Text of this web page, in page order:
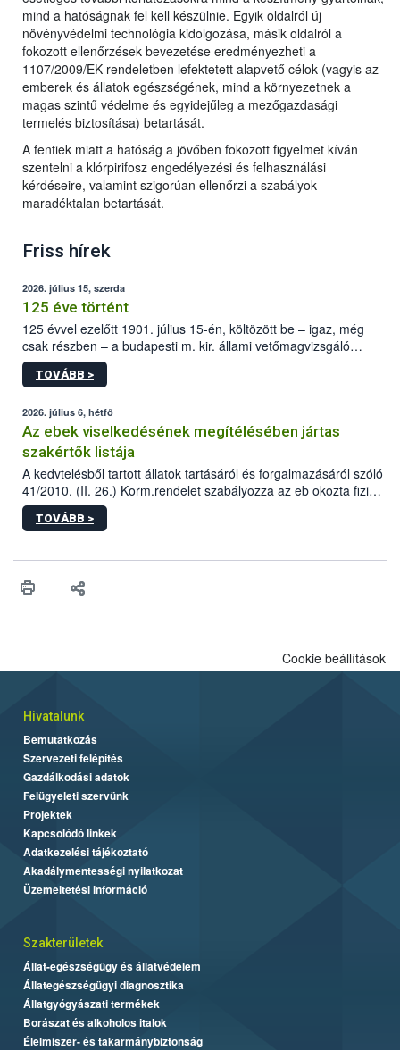
mind a hatóságnak fel kell készülnie. Egyik oldalról új
növényvédelmi technológia kidolgozása, másik oldalról a
fokozott ellenőrzések bevezetése eredményezheti a
1107/2009/EK rendeletben lefektetett alapvető célok (vagyis az
emberek és állatok egészségének, mind a környezetnek a
magas szintű védelme és egyidejűleg a mezőgazdasági
termelés biztosítása) betartását.
A fentiek miatt a hatóság a jövőben fokozott figyelmet kíván
szentelni a klórpirifosz engedélyezési és felhasználási
kérdéseire, valamint szigorúan ellenőrzi a szabályok
maradéktalan betartását.
Friss hírek
2026. július 15, szerda
125 éve történt
125 évvel ezelőtt 1901. július 15-én, költözött be – igaz, még
csak részben – a budapesti m. kir. állami vetőmagvizsgáló
állomás a Kis Rókus utca 15. szám alatti, Czigler Győző által
tervezett új épületébe.
TOVÁBB >
2026. július 6, hétfő
Az ebek viselkedésének megítélésében jártas
szakértők listája
A kedvtelésből tartott állatok tartásáról és forgalmazásáról szóló
41/2010. (II. 26.) Korm.rendelet szabályozza az eb okozta fizikai
sérülés, illetve ennek veszélye keletkezésekor felmerülő
hatósági feladatokat, valamint a veszélyes eb tartását és annak
vonni az ebek viselkedésének megítélésében jártas szakértőt.
TOVÁBB >
Cookie beállítások
Hivatalunk
Bemutatkozás
Szervezeti felépítés
Gazdálkodási adatok
Felügyeleti szervünk
Projektek
Kapcsolódó linkek
Adatkezelési tájékoztató
Akadálymentességi nyilatkozat
Üzemeltetési információ
Szakterületek
Állat-egészségügy és állatvédelem
Állategészségügyi diagnosztika
Állatgyógyászati termékek
Borászat és alkoholos italok
Élelmiszer- és takarmánybiztonság